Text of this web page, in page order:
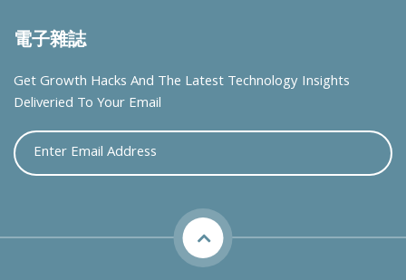
電子雜誌
Get Growth Hacks And The Latest Technology Insights
Deliveried To Your Email